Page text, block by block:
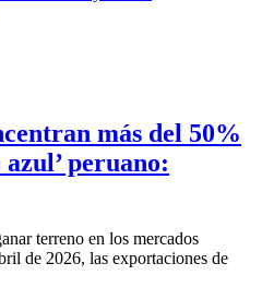
más del 50%
peruano:
terreno en los mercados
de 2026, las exportaciones de